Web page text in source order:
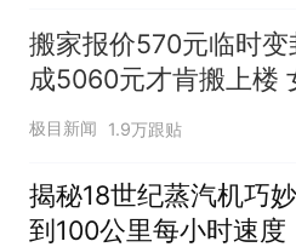
搬家报价570元临时变
成5060元才肯搬上楼
子傻眼
极目新闻 1.9万跟贴
揭秘18世纪蒸汽机巧
到100公里每小时速度